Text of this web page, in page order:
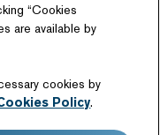
部
トについて
“Cookies
are available by
cookies by
Policy.